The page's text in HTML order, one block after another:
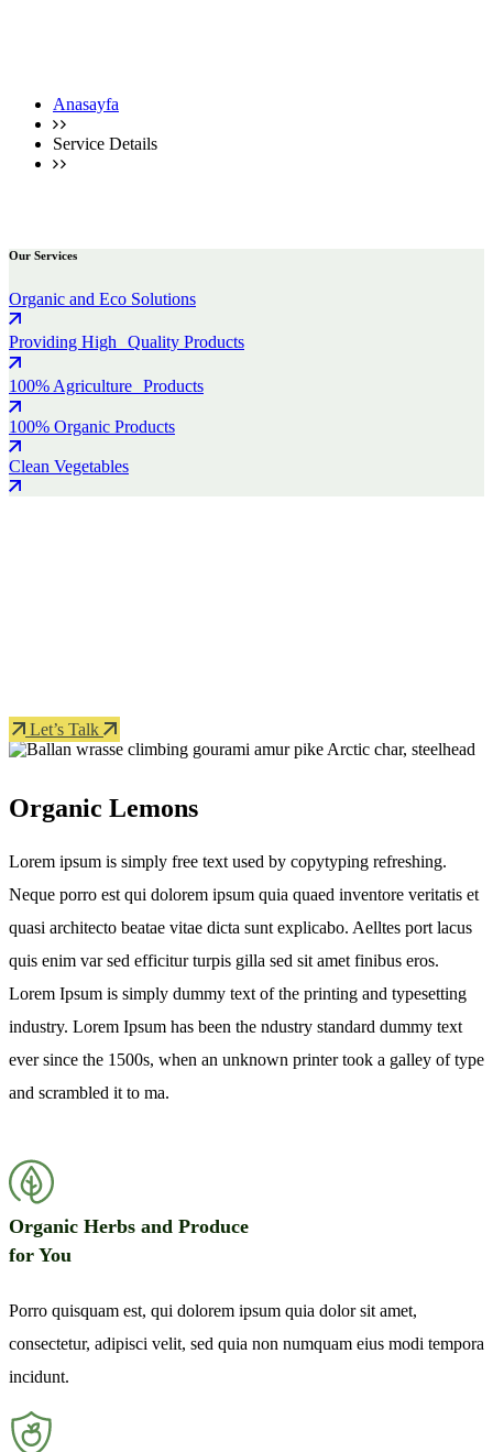
Anasayfa
Service Details
Our Services
Organic and Eco Solutions
Providing High Quality Products
100% Agriculture Products
100% Organic Products
Clean Vegetables
Let’s Talk
Organic Lemons
Lorem ipsum is simply free text used by copytyping refreshing.
Neque porro est qui dolorem ipsum quia quaed inventore veritatis et
quasi architecto beatae vitae dicta sunt explicabo. Aelltes port lacus
quis enim var sed efficitur turpis gilla sed sit amet finibus eros.
Lorem Ipsum is simply dummy text of the printing and typesetting
industry. Lorem Ipsum has been the ndustry standard dummy text
ever since the 1500s, when an unknown printer took a galley of type
and scrambled it to ma.
Organic Herbs and Produce
for You
Porro quisquam est, qui dolorem ipsum quia dolor sit amet,
consectetur, adipisci velit, sed quia non numquam eius modi tempora
incidunt.